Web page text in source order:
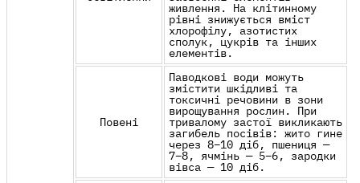
живлення . На клітинному
рівні знижується вміст
хлорофілу, азотистих
сполук, цукрів та інших
елементів.
Повені
Паводкові води можуть
змістити шкідливі та
токсичні речовини в зони
вирощування рослин. При
тривалому застої викликають
загибель посівів: жито гине
через 8–10 діб, пшениця —
7–8, ячмінь — 5–6, зародки
вівса — 10 діб.